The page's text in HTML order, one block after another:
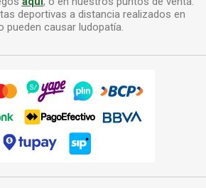
deportivas a distancia realizados en
pueden causar ludopatía.